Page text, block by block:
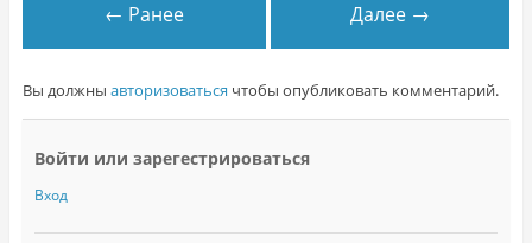
← Ранее Далее →
Вы должны авторизоваться чтобы опубликовать комментарий.
Войти или зарегестрироваться
Вход